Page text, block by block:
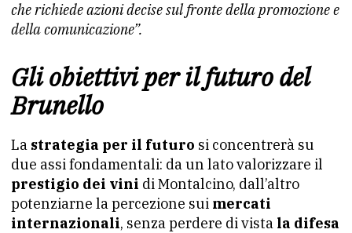
che richiede azioni decise sul fronte della promozione e
della comunicazione”.
Gli obiettivi per il futuro del
Brunello
La strategia per il futuro si concentrerà su
due assi fondamentali: da un lato valorizzare il
prestigio dei vini di Montalcino, dall’altro
potenziarne la percezione sui mercati
internazionali, senza perdere di vista la difesa